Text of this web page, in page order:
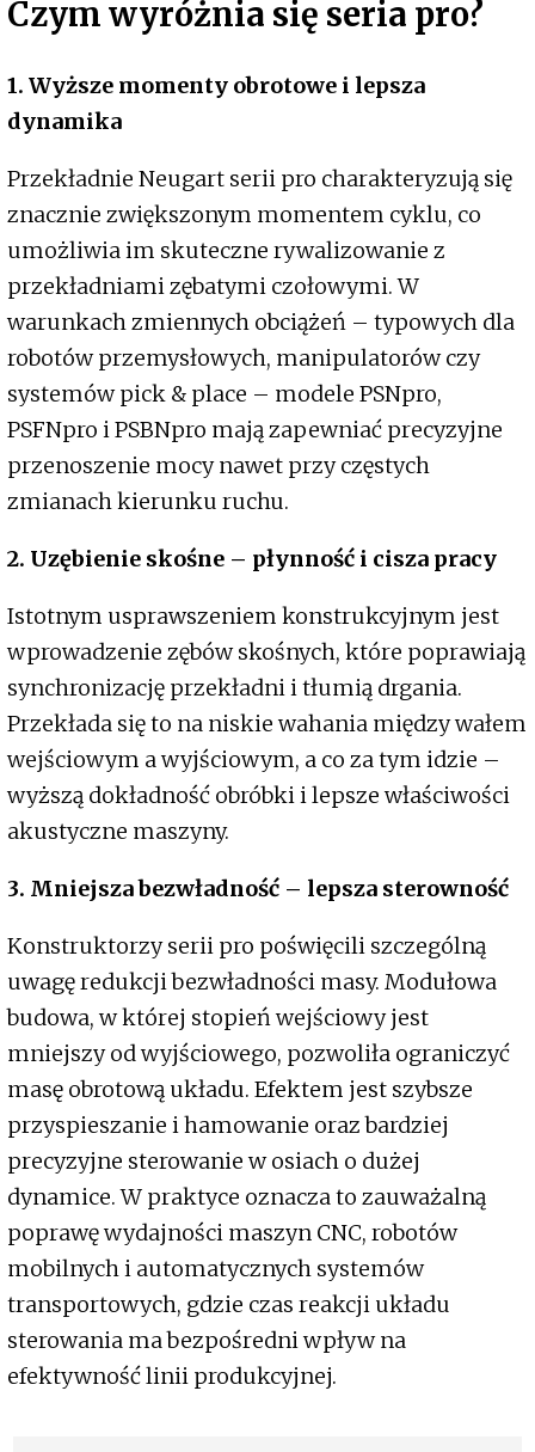
Czym wyróżnia się seria pro?
1. Wyższe momenty obrotowe i lepsza
dynamika
Przekładnie Neugart serii pro charakteryzują się
znacznie zwiększonym momentem cyklu, co
umożliwia im skuteczne rywalizowanie z
przekładniami zębatymi czołowymi. W
warunkach zmiennych obciążeń – typowych dla
robotów przemysłowych, manipulatorów czy
systemów pick & place – modele PSNpro,
PSFNpro i PSBNpro mają zapewniać precyzyjne
przenoszenie mocy nawet przy częstych
zmianach kierunku ruchu.
2. Uzębienie skośne – płynność i cisza pracy
Istotnym usprawszeniem konstrukcyjnym jest
wprowadzenie zębów skośnych, które poprawiają
synchronizację przekładni i tłumią drgania.
Przekłada się to na niskie wahania między wałem
wejściowym a wyjściowym, a co za tym idzie –
wyższą dokładność obróbki i lepsze właściwości
akustyczne maszyny.
3. Mniejsza bezwładność – lepsza sterowność
Konstruktorzy serii pro poświęcili szczególną
uwagę redukcji bezwładności masy. Modułowa
budowa, w której stopień wejściowy jest
mniejszy od wyjściowego, pozwoliła ograniczyć
masę obrotową układu. Efektem jest szybsze
przyspieszanie i hamowanie oraz bardziej
precyzyjne sterowanie w osiach o dużej
dynamice. W praktyce oznacza to zauważalną
poprawę wydajności maszyn CNC, robotów
mobilnych i automatycznych systemów
transportowych, gdzie czas reakcji układu
sterowania ma bezpośredni wpływ na
efektywność linii produkcyjnej.